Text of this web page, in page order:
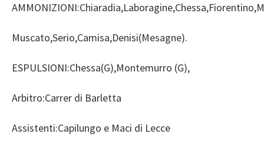
Muscato,Serio,Camisa,Denisi(Mesagne).
ESPULSIONI:Chessa(G),Montemurro (G),
Arbitro:Carrer di Barletta
Assistenti:Capilungo e Maci di Lecce